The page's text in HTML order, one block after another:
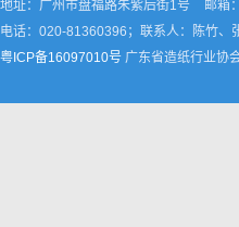
地址：广州市盘福路朱紫后街1号
邮箱
电话：020-81360396；联系人：陈竹、
粤ICP备16097010号 广东省造纸行业协